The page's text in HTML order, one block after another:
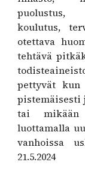
puolustus,
koulutus,
otettava
tehtävä
pettyvät kun
tai mikään
luottamalla
vanhoissa
21.5.2024